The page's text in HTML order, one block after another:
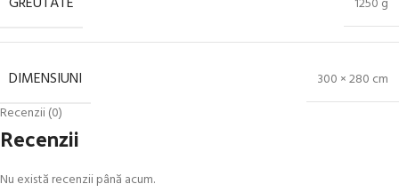
DIMENSIUNI
300 × 280 cm
Recenzii (0)
Recenzii
Nu există recenzii până acum.